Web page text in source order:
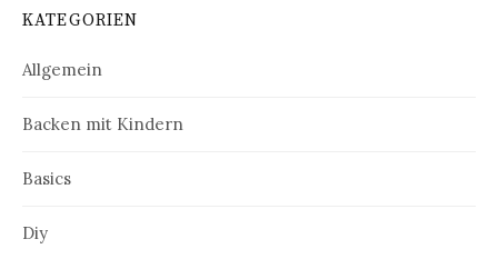
KATEGORIEN
Allgemein
Backen mit Kindern
Basics
Diy